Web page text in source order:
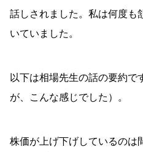
話しされました。私は何度も
いていました。
以下は相場先生の話の要約で
が、こんな感じでした）。
株価が上げ下げしているのは